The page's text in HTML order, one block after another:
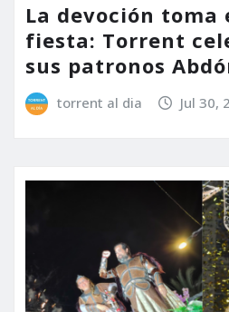
La devoción toma
fiesta: Torrent
sus patronos
torrent al dia Jul 30,